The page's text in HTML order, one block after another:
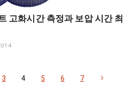
고화시간 측정과 보압 시간 최
3 4 5 6 7